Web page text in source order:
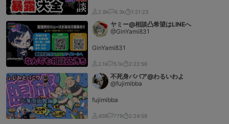
2.8k 6.3k 1:21:23
ヤミー@相談凸希望はLINEへ
@GinYami831
GinYami831
2.1k 5.1k 2:22:56
不死身ババア@わるいわよ
@fujimibba
fujimibba
409 779 2:24:59